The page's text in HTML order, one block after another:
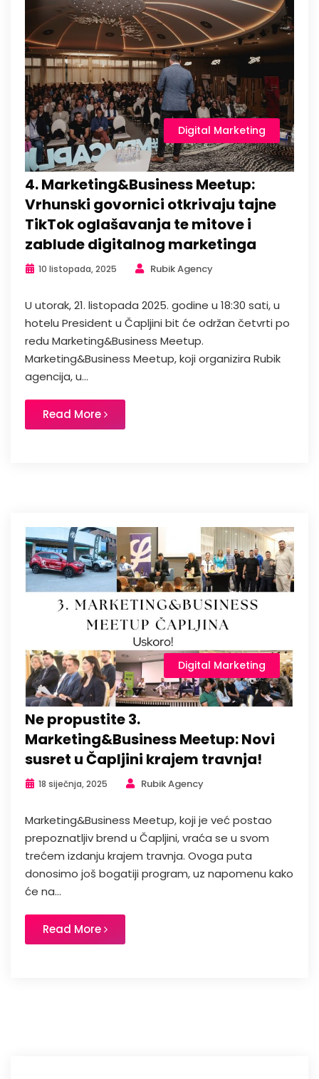
Digital Marketing
4. Marketing&Business Meetup:
Vrhunski govornici otkrivaju tajne
TikTok oglašavanja te mitove i
zablude digitalnog marketinga
10 listopada, 2025 Rubik Agency
U utorak, 21. listopada 2025. godine u 18:30 sati, u
hotelu President u Čapljini bit će održan četvrti po
redu Marketing&Business Meetup.
Marketing&Business Meetup, koji organizira Rubik
agencija, u...
Read More
Digital Marketing
Ne propustite 3.
Marketing&Business Meetup: Novi
susret u Čapljini krajem travnja!
18 siječnja, 2025 Rubik Agency
Marketing&Business Meetup, koji je već postao
prepoznatljiv brend u Čapljini, vraća se u svom
trećem izdanju krajem travnja. Ovoga puta
donosimo još bogatiji program, uz napomenu kako
će na...
Read More